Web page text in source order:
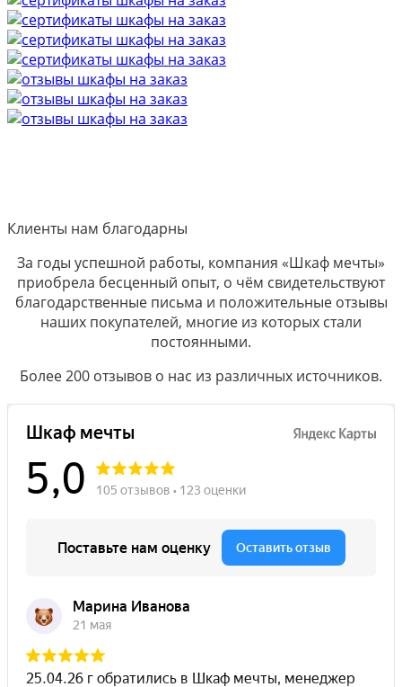
Клиенты нам благодарны
За годы успешной работы, компания «Шкаф мечты»
приобрела бесценный опыт, о чём свидетельствуют
благодарственные письма и положительные отзывы
наших покупателей, многие из которых стали
постоянными.
Более 200 отзывов о нас из различных источников.